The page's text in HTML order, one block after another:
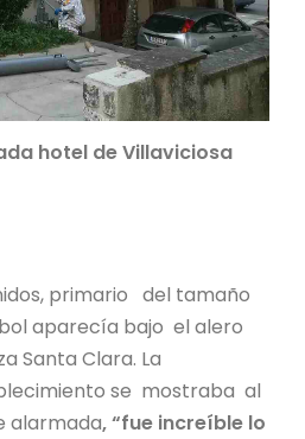
hotel de Villaviciosa
primario del tamaño
aparecía bajo el alero
Santa Clara. La
se mostraba al
alarmada, “fue increíble lo